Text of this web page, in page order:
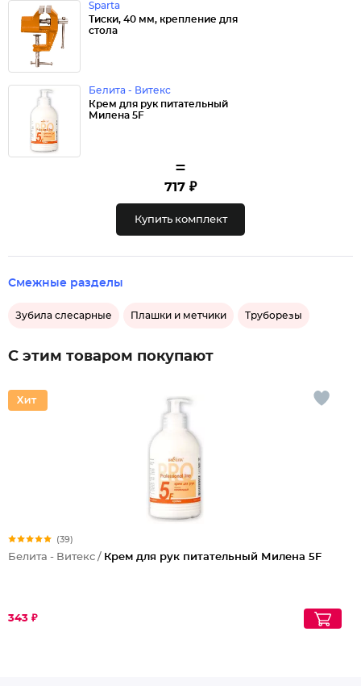
Sparta
Тиски, 40 мм, крепление для
стола
Белита - Витекс
Крем для рук питательный
Милена 5F
=
717 ₽
Купить комплект
Смежные разделы
Зубила слесарные Плашки и метчики Труборезы
С этим товаром покупают
(39)
Белита - Витекс / Крем для рук питательный Милена 5F
343 ₽